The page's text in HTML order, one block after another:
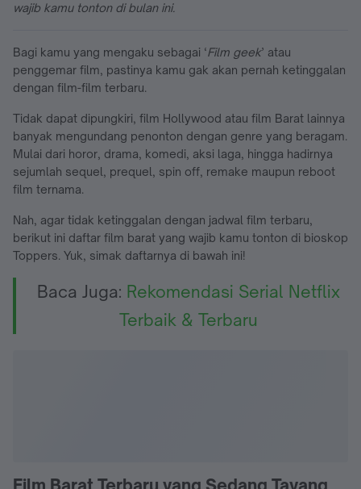
wajib kamu tonton di bulan ini.
Bagi kamu yang mengaku sebagai ‘Film geek’ atau
penggemar film, pastinya kamu gak akan pernah ketinggalan
dengan film-film terbaru.
Tidak dapat dipungkiri, film Hollywood atau film Barat lainnya
banyak mengundang penonton dengan genre yang beragam.
Mulai dari horor, drama, komedi, aksi laga, hingga hadirnya
sejumlah sequel, prequel, spin off, remake maupun reboot
film ternama.
Nah, agar tidak ketinggalan dengan jadwal film terbaru,
berikut ini daftar film barat yang wajib kamu tonton di bioskop
Toppers. Yuk, simak daftarnya di bawah ini!
Baca Juga: Rekomendasi Serial Netflix
Terbaik & Terbaru